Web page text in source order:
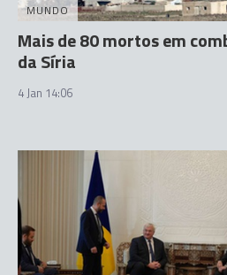
MUNDO
Mais de 80 mortos em
da Síria
4 Jan 14:06